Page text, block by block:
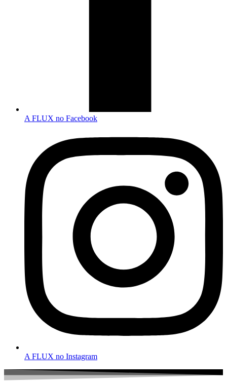
A FLUX no Facebook
A FLUX no Instagram